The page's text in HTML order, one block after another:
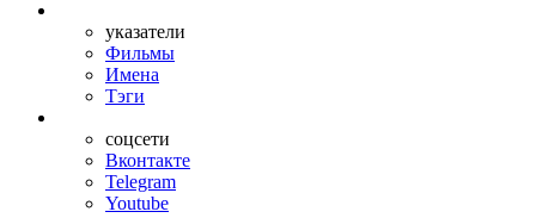
указатели
Фильмы
Имена
Тэги
соцсети
Вконтакте
Telegram
Youtube